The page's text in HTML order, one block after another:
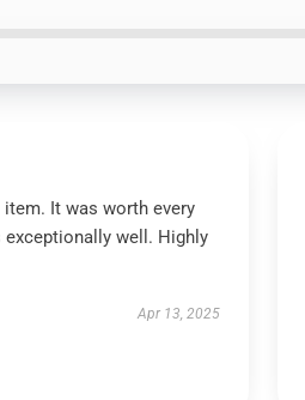
It was worth every
exceptionally well. Highly
Apr 13, 2025